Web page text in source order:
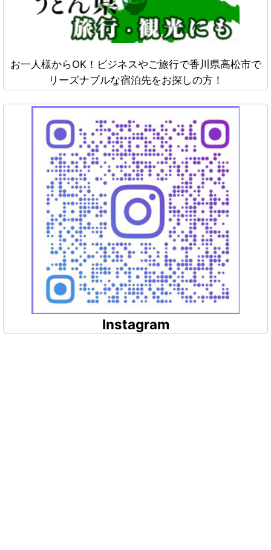
お一人様からOK！ビジネスやご旅行で香川県高松市で
リーズナブルな宿泊先をお探しの方！
Instagram